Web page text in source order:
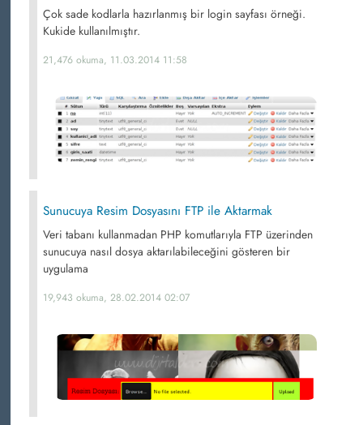
Çok sade kodlarla hazırlanmış bir login sayfası örneği.
Kukide kullanılmıştır.
21,476 okuma, 11.03.2014 11:58
Sunucuya Resim Dosyasını FTP ile Aktarmak
Veri tabanı kullanmadan PHP komutlarıyla FTP üzerinden
sunucuya nasıl dosya aktarılabileceğini gösteren bir
uygulama
19,943 okuma, 28.02.2014 02:07